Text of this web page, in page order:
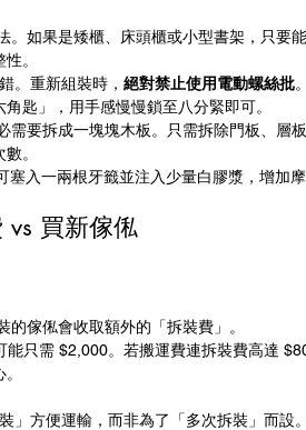
。如果是矮櫃、床頭櫃或小型書架，只要
。
。重新組裝時， 絕對禁止使用電動螺絲批
匙」，用手感慢慢鎖至八分緊即可。
需要拆成一塊塊木板。只需拆除門板、層
。
塞入一兩根牙籤並注入少量白膠漿，增加
vs 買新傢俬
的傢俬會收取額外的「拆裝費」。
能只需 $2,000。若搬運費連拆裝費高達
」方便運輸，而非為了「多次拆裝」而設